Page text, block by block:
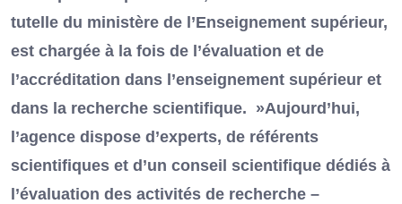
tutelle du ministère de l’Enseignement supérieur,
est chargée à la fois de l’évaluation et de
l’accréditation dans l’enseignement supérieur et
dans la recherche scientifique. »Aujourd’hui,
l’agence dispose d’experts, de référents
scientifiques et d’un conseil scientifique dédiés à
l’évaluation des activités de recherche –